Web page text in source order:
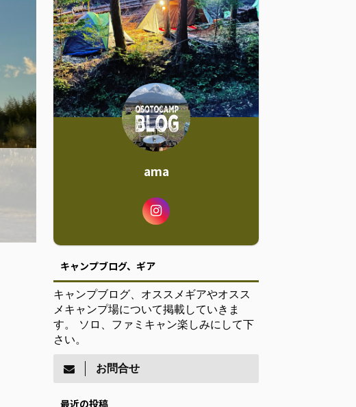
ama
キャンプブログ、ギア
キャンプブログ、オススメギアやオスス
メキャンプ場について掲載していきま
す。 ソロ、ファミキャン楽しみにして下
さい。
お問合せ
最近の投稿